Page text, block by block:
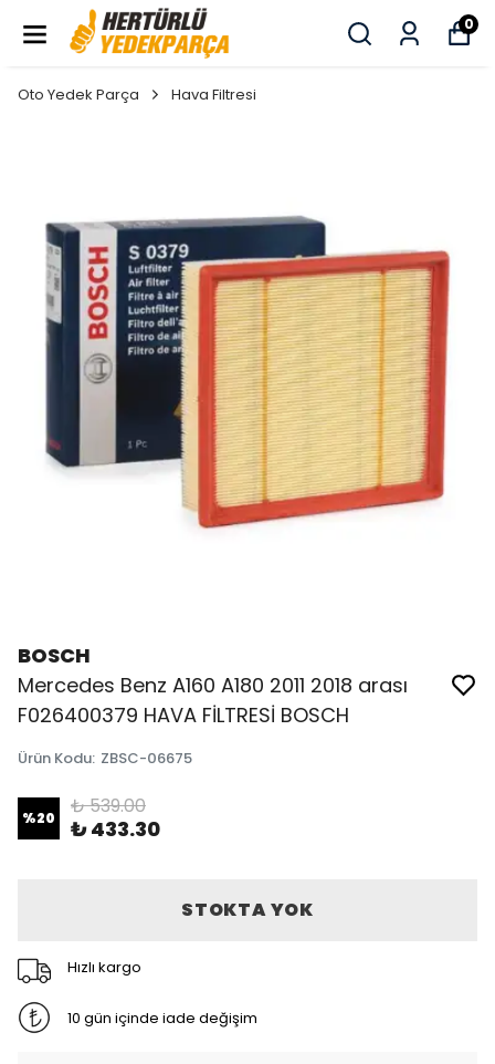
0
Oto Yedek Parça Hava Filtresi
BOSCH
Mercedes Benz A160 A180 2011 2018 arası
F026400379 HAVA FİLTRESİ BOSCH
Ürün Kodu: ZBSC-06675
%20 ₺ 539.00
₺ 433.30
STOKTA YOK
Hızlı kargo
10 gün içinde iade değişim